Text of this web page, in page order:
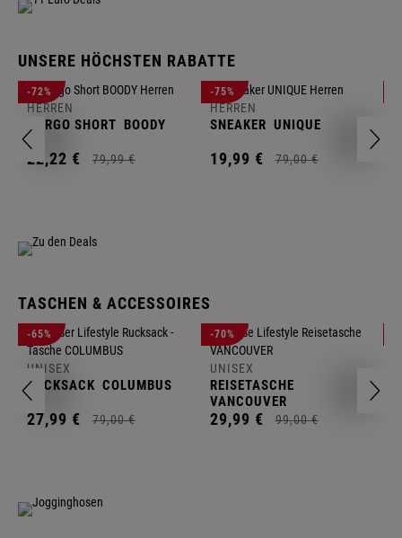
UNSERE HÖCHSTEN RABATTE
-72%
HERREN
CARGO SHORT BOODY
22,22 € 79,99 €
-75%
HERREN
SNEAKER UNIQUE
19,99 € 79,00 €
TASCHEN & ACCESSOIRES
-65%
UNISEX
RUCKSACK COLUMBUS
27,99 € 79,00 €
-70%
UNISEX
REISETASCHE
VANCOUVER
29,99 € 99,00 €